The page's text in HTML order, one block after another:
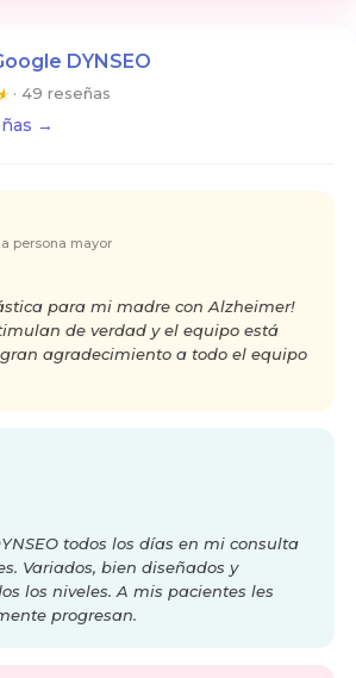
DYNSEO
· 49 reseñas
→
persona mayor
para mi madre con Alzheimer!
de verdad y el equipo está
gran agradecimiento a todo el equipo
todos los días en mi consulta
Variados, bien diseñados y
los niveles. A mis pacientes les
progresan.